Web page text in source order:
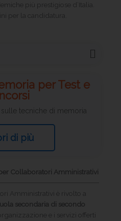
più prestigiose d’Italia.
per la candidatura.
per Test e
tecniche di memoria
di più
Collaboratori Amministrativi
Amministrativi è rivolto a
secondaria di secondo
e i servizi offerti